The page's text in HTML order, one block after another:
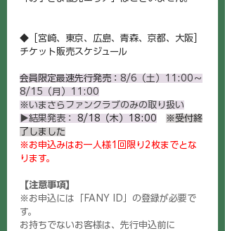
◆［宮崎、東京、広島、青森、京都、大阪］
チケット販売スケジュール
会員限定最速先行発売： 8/6（土）11:00～
8/15（月）11:00
※いまさらファンクラブのみの取り扱い
▶︎結果発表： 8/18（木）18:00
※受付終
了しました
※お申込みはお一人様1回限り2枚までとな
ります。
【注意事項】
※お申込には「FANY ID」の登録が必要で
す。
お持ちでないお客様は、先行申込前に